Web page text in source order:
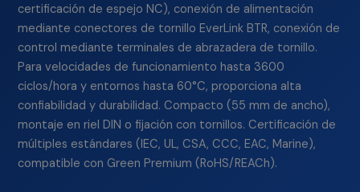
certificación de espejo NC), conexión de alimentación
mediante conectores de tornillo EverLink BTR, conexión de
control mediante terminales de abrazadera de tornillo.
Para velocidades de funcionamiento hasta 3600
ciclos/hora y entornos hasta 60°C, proporciona alta
confiabilidad y durabilidad. Compacto (55 mm de ancho),
montaje en riel DIN o fijación con tornillos. Certificación de
múltiples estándares (IEC, UL, CSA, CCC, EAC, Marine),
compatible con Green Premium (RoHS/REACh).